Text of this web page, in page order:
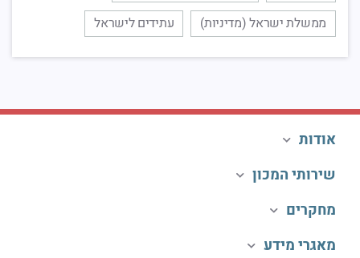
ממשלת ישראל (מדיניות)
עתידים לישראל
אודות
שירותי המכון
מחקרים
מאגרי מידע